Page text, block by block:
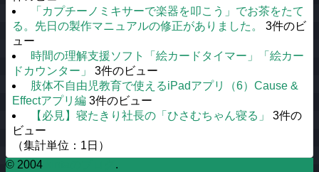
「カプチーノミキサーで楽器を叩こう」でお茶をたて
る。先日の製作マニュアルの修正がありました。
3件のビ
ュー
時間の理解支援ソフト「絵カードタイマー」「絵カー
ドカウンター」
3件のビュー
肢体不自由児教育で使えるiPadアプリ（6）Cause &
Effectアプリ編 3件のビュー
【必見】寝たきり社長の「ひさむちゃん寝る」
3件の
ビュー
（集計単位：1日）
© 2004
.